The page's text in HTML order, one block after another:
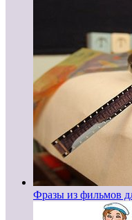
Фразы из фильмов